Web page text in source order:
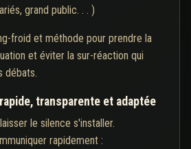
grand public. . . )
froid et méthode pour prendre la
et éviter la sur-réaction qui
débats.
transparente et adaptée
le silence s'installer.
rapidement :